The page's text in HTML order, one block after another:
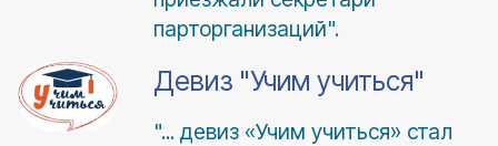
парторганизаций".
Девиз "Учим учиться"
"... девиз «Учим учиться» стал